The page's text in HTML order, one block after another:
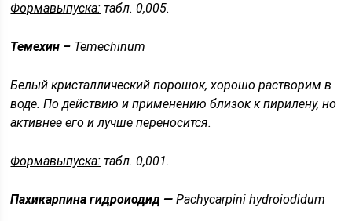
Формавыпуска: табл. 0,005.
Темехин – Temechinum
Белый кристаллический порошок, хорошо растворим в
воде. По действию и применению близок к пирилену, но
активнее его и лучше переносится.
Формавыпуска: табл. 0,001.
Пахикарпина гидроиодид —Pachycarpini hydroiodidum